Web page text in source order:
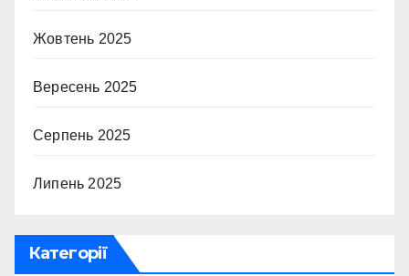
Жовтень 2025
Вересень 2025
Серпень 2025
Липень 2025
Категорії